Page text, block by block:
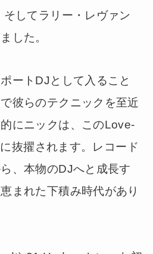
してラリー・レヴァン
した。
ートDJとして入ること
彼らのテクニックを至近
にニックは、このLove-
抜擢されます。レコード
、本物のDJへと成長す
まれた下積み時代があり